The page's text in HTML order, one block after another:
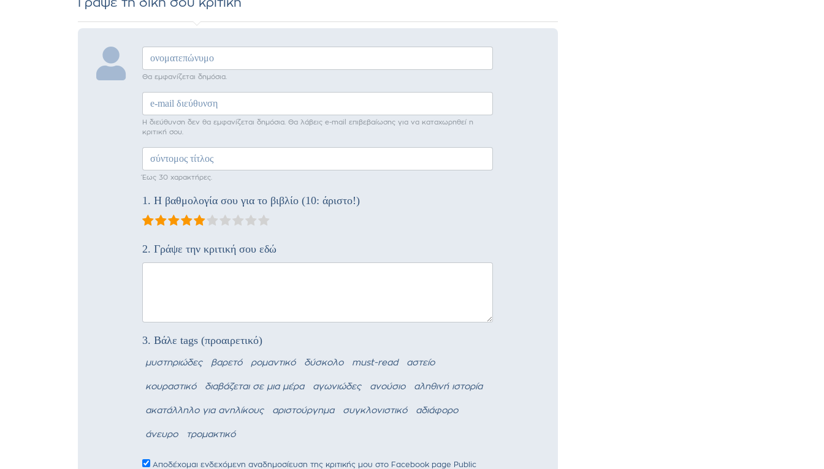
Γράψε τη δική σου κριτική
Θα εμφανίζεται δημόσια.
Η διεύθυνση δεν θα εμφανίζεται δημόσια. Θα λάβεις e-mail επιβεβαίωσης για να καταχωρηθεί η
κριτική σου.
Έως 30 χαρακτήρες.
1. Η βαθμολογία σου για το βιβλίο (10: άριστο!)
2. Γράψε την κριτική σου εδώ
3. Βάλε tags (προαιρετικό)
μυστηριώδες βαρετό ρομαντικό δύσκολο must-read αστείο
κουραστικό διαβάζεται σε μια μέρα αγωνιώδες ανούσιο αληθινή ιστορία
ακατάλληλο για ανηλίκους αριστούργημα συγκλονιστικό αδιάφορο
άνευρο τρομακτικό
Αποδέχομαι ενδεχόμενη αναδημοσίευση της κριτικής μου στο Facebook page Public